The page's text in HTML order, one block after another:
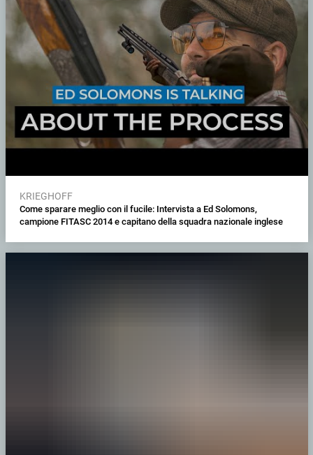
KRIEGHOFF
Come sparare meglio con il fucile: Intervista a Ed Solomons,
campione FITASC 2014 e capitano della squadra nazionale inglese